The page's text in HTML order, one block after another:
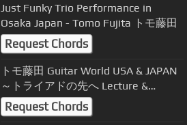
Just Funky Trio Performance in
Osaka Japan - Tomo Fujita トモ藤田
Request Chords
トモ藤田 Guitar World USA & JAPAN
～トライアドの先へ Lecture &
Documentary～【ダイジェスト】
Request Chords